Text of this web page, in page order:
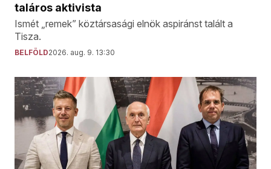
taláros aktivista
Ismét „remek” köztársasági elnök aspiránst talált a
Tisza.
BELFÖLD2026. aug. 9. 13:30